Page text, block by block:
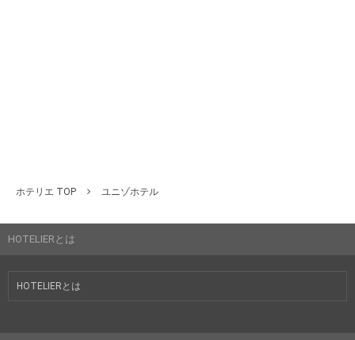
ホテリエ TOP ユニゾホテル
HOTELIERとは
HOTELIERとは